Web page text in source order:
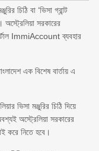
চিঠি বা ‘ভিসা গ্রান্ট
সরকারের
ImmiAccount ব্যবহার
এক বিশেষ বার্তায় এ
ভিসা মঞ্জুরির চিঠি দিয়ে
অস্ট্রেলিয়া সরকারের
করে নিতে হবে।